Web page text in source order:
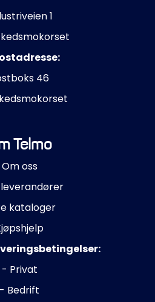
1
46
Telmo
Om oss
kataloger
- Privat
- Bedrift